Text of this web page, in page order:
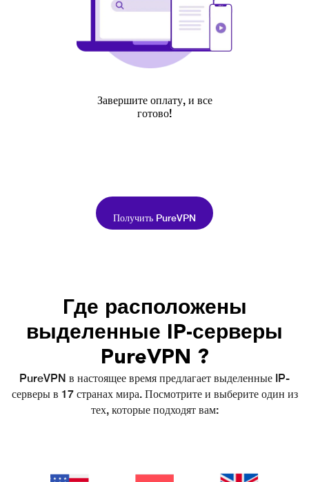
Завершите оплату, и все
готово!
Получить PureVPN
Где расположены
выделенные IP-серверы
PureVPN ?
PureVPN в настоящее время предлагает выделенные IP-
серверы в 17 странах мира. Посмотрите и выберите один из
тех, которые подходят вам: